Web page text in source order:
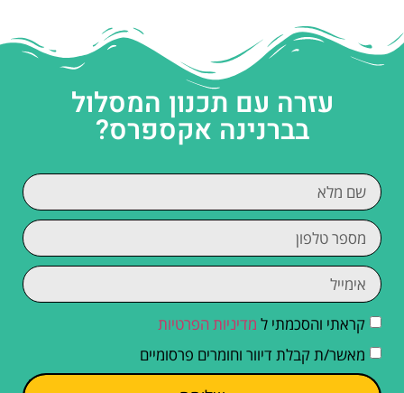
עזרה עם תכנון המסלול
בברנינה אקספרס?
קראתי והסכמתי ל מדיניות הפרטיות
מאשר/ת קבלת דיוור וחומרים פרסומיים